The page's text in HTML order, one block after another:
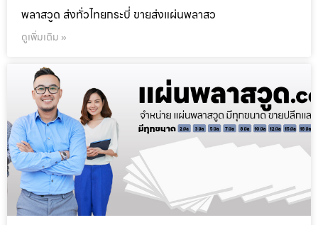
พลาสวูด ส่งทั่วไทยกระบี่ ขายส่งแผ่นพลาสว
ดูเพิ่มเติม »